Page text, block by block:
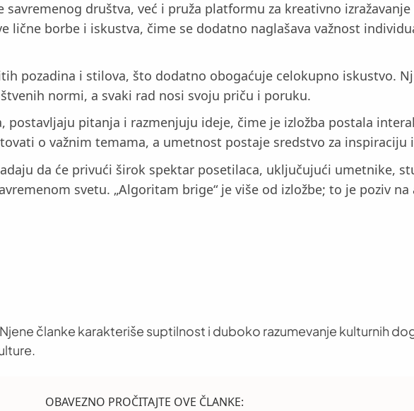
savremenog društva, već i pruža platformu za kreativno
lične borbe i iskustva, čime se dodatno naglašava važnost
pozadina i stilova, što dodatno obogaćuje celokupno iskustvo.
normi, a svaki rad nosi svoju priču i poruku.
postavljaju pitanja i razmenjuju ideje, čime je izložba postala
o važnim temama, a umetnost postaje sredstvo za inspiraciju
da će privući širok spektar posetilaca, uključujući umetnike,
svetu. „Algoritam brige“ je više od izložbe; to je poziv
članke karakteriše suptilnost i duboko razumevanje kulturnih
OBAVEZNO PROČITAJTE OVE ČLANKE: